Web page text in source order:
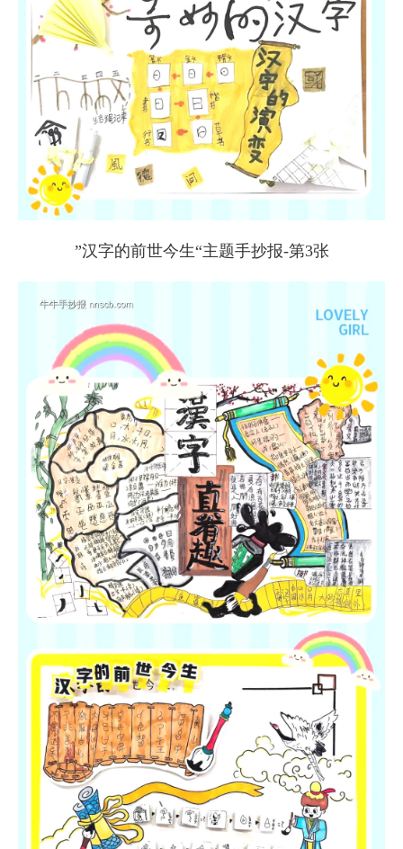
”汉字的前世今生“主题手抄报-第3张